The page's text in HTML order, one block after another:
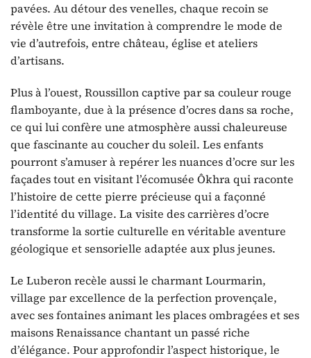
pavées. Au détour des venelles, chaque recoin se
révèle être une invitation à comprendre le mode de
vie d’autrefois, entre château, église et ateliers
d’artisans.
Plus à l’ouest, Roussillon captive par sa couleur rouge
flamboyante, due à la présence d’ocres dans sa roche,
ce qui lui confère une atmosphère aussi chaleureuse
que fascinante au coucher du soleil. Les enfants
pourront s’amuser à repérer les nuances d’ocre sur les
façades tout en visitant l’écomusée Ôkhra qui raconte
l’histoire de cette pierre précieuse qui a façonné
l’identité du village. La visite des carrières d’ocre
transforme la sortie culturelle en véritable aventure
géologique et sensorielle adaptée aux plus jeunes.
Le Luberon recèle aussi le charmant Lourmarin,
village par excellence de la perfection provençale,
avec ses fontaines animant les places ombragées et ses
maisons Renaissance chantant un passé riche
d’élégance. Pour approfondir l’aspect historique, le